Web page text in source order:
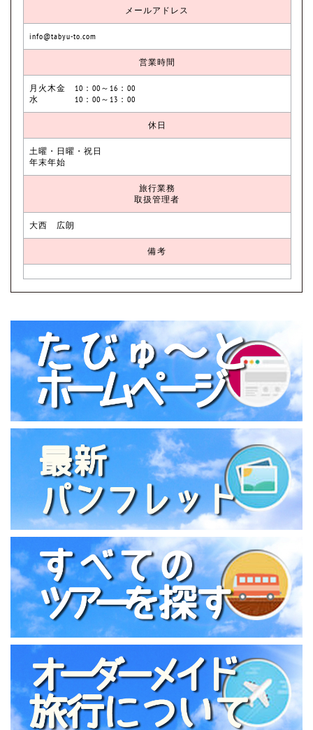
メールアドレス
info@tabyu-to.com
営業時間
月火木金 10：00～16：00
水 10：00～13：00
休日
土曜・日曜・祝日
年末年始
旅行業務
取扱管理者
大西 広朗
備考